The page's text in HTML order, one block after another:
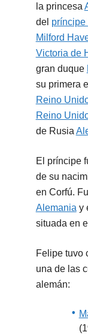
la princesa
del príncipe
Milford
Victoria de
gran duque
su primera
Reino
Reino
de Rusia
El príncipe
de su
en Corfú.
Alemania y
situada en
Felipe tuvo
una de las
alemán: